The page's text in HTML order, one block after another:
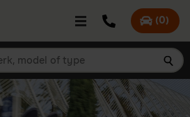
Bel LeaseLinq
Mijn
(0)
model of type